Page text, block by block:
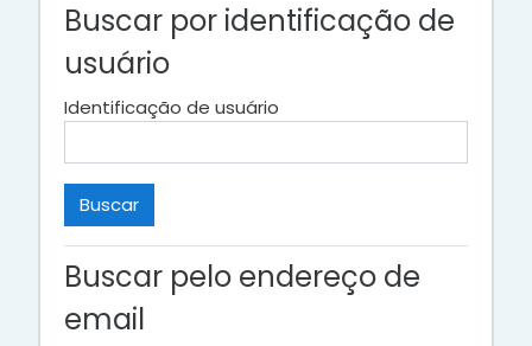
Buscar por identificação de
usuário
Identificação de usuário
Buscar pelo endereço de
email